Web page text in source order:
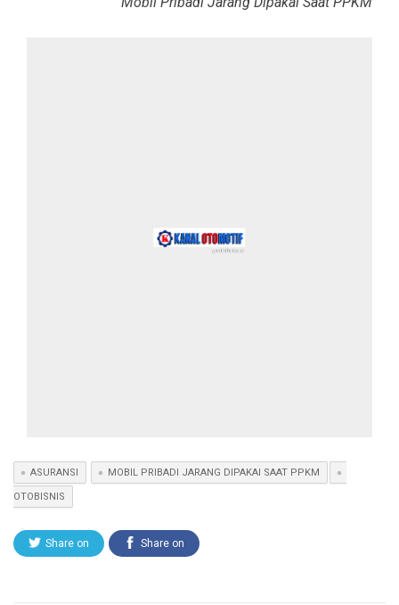
ASURANSI MOBIL PRIBADI JARANG DIPAKAI SAAT PPKM
OTOBISNIS
Share on Share on